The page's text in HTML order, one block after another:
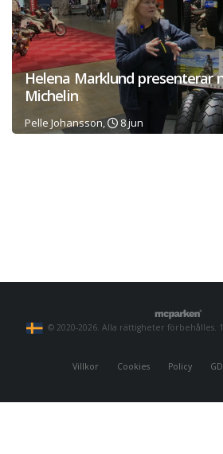
Helena Marklund presenterar
Michelin
Pelle Johansson, 8 jun
© 2020-2026. Alla rättigheter förbehålles.
Villkor Cookies Policy